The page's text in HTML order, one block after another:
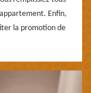
Enfin,
la promotion de